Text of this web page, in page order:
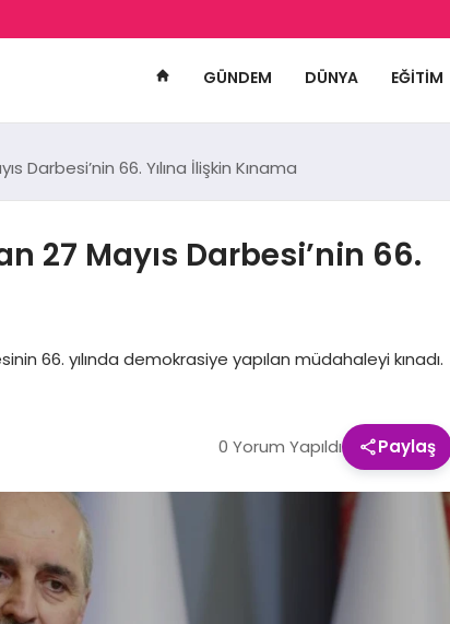
GÜNDEM DÜNYA EĞITIM
Darbesi’nin 66. Yılına İlişkin Kınama
27 Mayıs Darbesi’nin 66.
66. yılında demokrasiye yapılan müdahaleyi kınadı.
0 Yorum Yapıldı Paylaş